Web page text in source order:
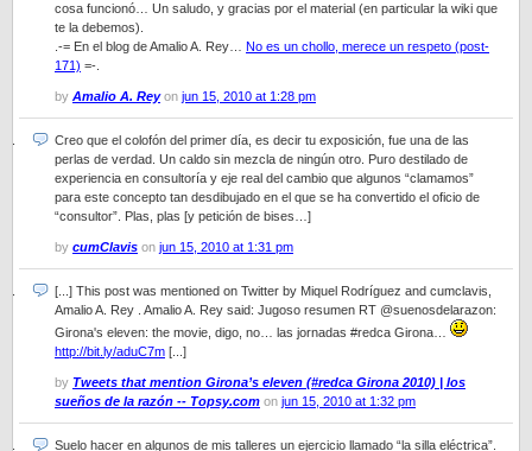
cosa funcionó… Un saludo, y gracias por el material (en particular la wiki que
te la debemos).
.-= En el blog de Amalio A. Rey… No es un chollo, merece un respeto (post-
171) =-.
by Amalio A. Reyon jun 15, 2010 at 1:28 pm
Creo que el colofón del primer día, es decir tu exposición, fue una de las
perlas de verdad. Un caldo sin mezcla de ningún otro. Puro destilado de
experiencia en consultoría y eje real del cambio que algunos “clamamos”
para este concepto tan desdibujado en el que se ha convertido el oficio de
“consultor”. Plas, plas [y petición de bises…]
by cumClavis on jun 15, 2010 at 1:31 pm
[...] This post was mentioned on Twitter by Miquel Rodríguez and cumclavis,
Amalio A. Rey . Amalio A. Rey said: Jugoso resumen RT @suenosdelarazon:
Girona's eleven: the movie, digo, no… las jornadas #redca Girona…
http://bit.ly/aduC7m [...]
by Tweets that mention Girona’s eleven (#redca Girona 2010) | los
sueños de la razón -- Topsy.com on jun 15, 2010 at 1:32 pm
Suelo hacer en algunos de mis talleres un ejercicio llamado “la silla eléctrica”.